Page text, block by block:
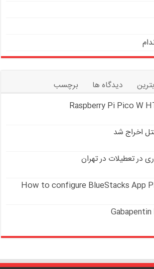
دیدگاه ها
برچسب
Raspberry Pi Pico W
اخراج شد
در تعطیلات در تهران
How to configure BlueStacks App